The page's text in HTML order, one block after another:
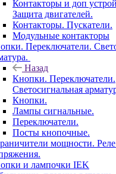
Контакторы и доп
Защита двигателей.
Контакторы. Пускатели.
Модульные контакторы
Переключатели.
Назад
Кнопки. Переключатели.
Светосигнальная
Кнопки.
Лампы сигнальные.
Переключатели.
Посты кнопочные.
мощности. Реле
и лампочки IEK